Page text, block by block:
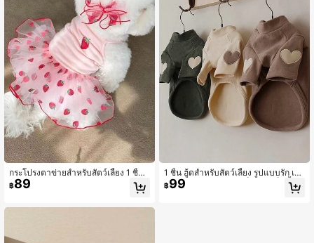
กระโปรงตาข่ายสำหรับสัตว์เลี้ยง 1 ชิ้น เ
หมาะสำหรับ Pomeranian, Bichon, Te
ddy, Yorkshire Terrier, Schnauzer, แ
฿89
1 ชิ้น ฮู้ดสำหรับสัตว์เลี้ยง รูปแบบรัก เห
มาะสำหรับสุนัขขนาดเล็กเช่นแท็ดดี้ พูเ
ดิล์ และยอร์กเชอร์เทอร์เรีย สำหรับฤดูใ
฿99